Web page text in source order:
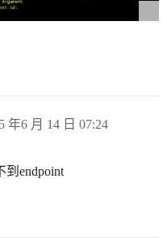
年6 月 14 日 07:24
到endpoint